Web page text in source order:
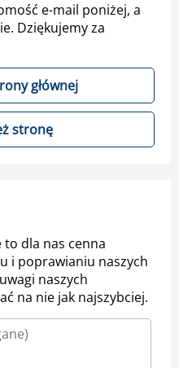
e-mail poniżej, a
Dziękujemy za
głównej
stronę
dla nas cenna
i poprawianiu naszych
naszych
na nie jak najszybciej.